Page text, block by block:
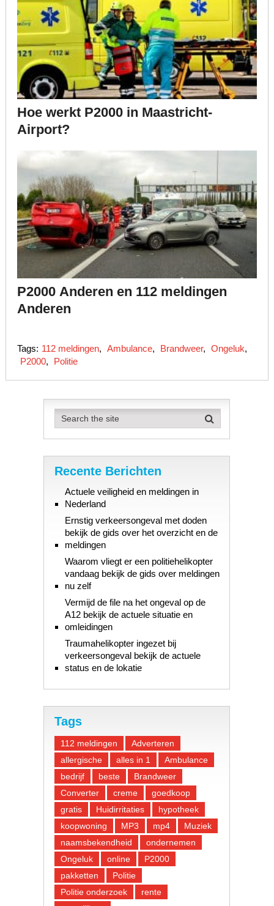
Hoe werkt P2000 in Maastricht-
Airport?
P2000 Anderen en 112 meldingen
Anderen
Tags: 112 meldingen, Ambulance, Brandweer, Ongeluk,
P2000, Politie
Recente Berichten
Actuele veiligheid en meldingen in
Nederland
Ernstig verkeersongeval met doden
bekijk de gids over het overzicht en de
meldingen
Waarom vliegt er een politiehelikopter
vandaag bekijk de gids over meldingen
nu zelf
Vermijd de file na het ongeval op de
A12 bekijk de actuele situatie en
omleidingen
Traumahelikopter ingezet bij
verkeersongeval bekijk de actuele
status en de lokatie
Tags
112 meldingen
Adverteren
allergische
alles in 1
Ambulance
bedrijf
beste
Brandweer
Converter
creme
goedkoop
gratis
Huidirritaties
hypotheek
koopwoning
MP3 mp4
Muziek
naamsbekendheid
ondernemen
Ongeluk
online
P2000
pakketten
Politie
Politie onderzoek
rente